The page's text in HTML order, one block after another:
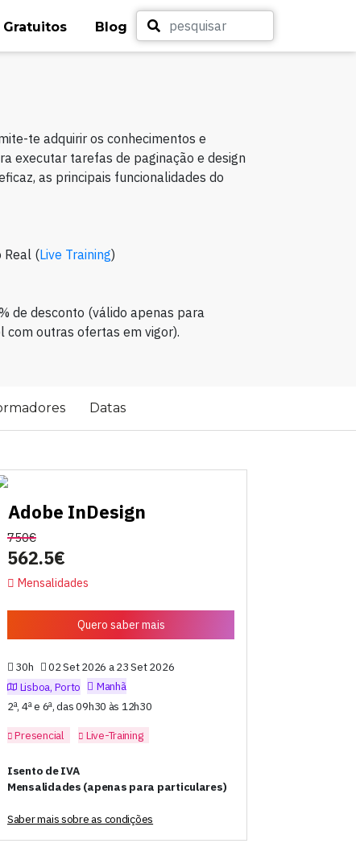
Gratuitos Blog
te adquirir os conhecimentos e
executar tarefas de paginação e design
as principais funcionalidades do
Real (Live Training)
de desconto (válido apenas para
com outras ofertas em vigor).
Datas
Adobe InDesign
750€
562.5€
Mensalidades
Quero saber mais
30h
02 Set 2026 a 23 Set 2026
Lisboa, Porto
Manhã
2ª, 4ª e 6ª, das 09h30 às 12h30
Presencial
Live-Training
Isento de IVA
Mensalidades (apenas para particulares)
Saber mais sobre as condições